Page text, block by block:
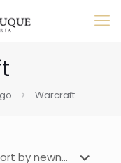
Warcraft